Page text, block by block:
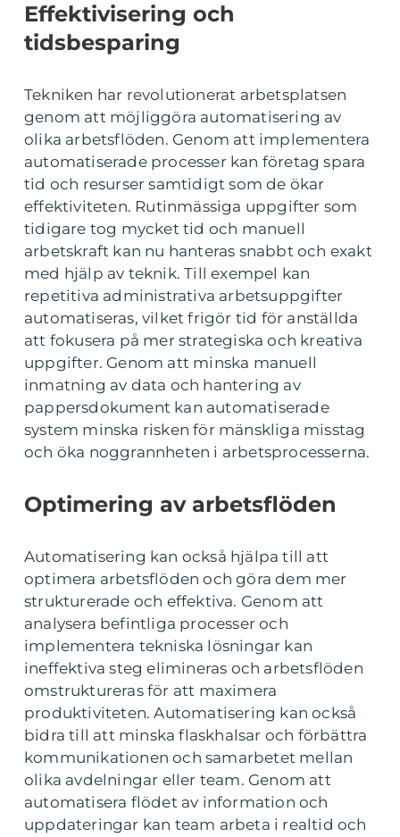
Effektivisering och
tidsbesparing
Tekniken har revolutionerat arbetsplatsen
genom att möjliggöra automatisering av
olika arbetsflöden. Genom att implementera
automatiserade processer kan företag spara
tid och resurser samtidigt som de ökar
effektiviteten. Rutinmässiga uppgifter som
tidigare tog mycket tid och manuell
arbetskraft kan nu hanteras snabbt och exakt
med hjälp av teknik. Till exempel kan
repetitiva administrativa arbetsuppgifter
automatiseras, vilket frigör tid för anställda
att fokusera på mer strategiska och kreativa
uppgifter. Genom att minska manuell
inmatning av data och hantering av
pappersdokument kan automatiserade
system minska risken för mänskliga misstag
och öka noggrannheten i arbetsprocesserna.
Optimering av arbetsflöden
Automatisering kan också hjälpa till att
optimera arbetsflöden och göra dem mer
strukturerade och effektiva. Genom att
analysera befintliga processer och
implementera tekniska lösningar kan
ineffektiva steg elimineras och arbetsflöden
omstruktureras för att maximera
produktiviteten. Automatisering kan också
bidra till att minska flaskhalsar och förbättra
kommunikationen och samarbetet mellan
olika avdelningar eller team. Genom att
automatisera flödet av information och
uppdateringar kan team arbeta i realtid och